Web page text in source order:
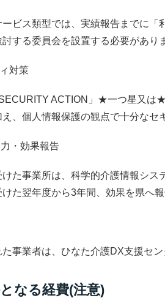
ビス類型では、実績報告までに「
する委員会を設置する必要があり
対策
SECURITY ACTION」★一つ星又は
、個人情報保護の観点で十分なセ
・効果報告
た事業所は、 科学的介護情報シス
た翌年度から3年間、効果を県へ
事業者は、 ひなた介護DX支援セ
なる経費(注意)